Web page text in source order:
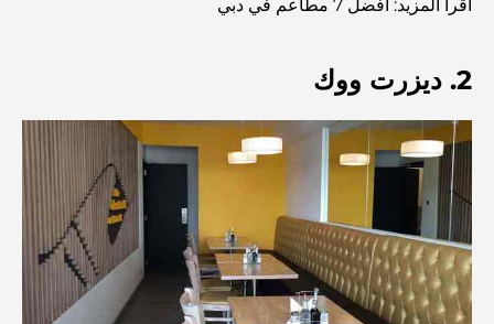
الخيارات
فنادق الخمس نجوم في دبي: فخامة لا مثيل لها لكل مسافر
أشياء يمكنك القيام بها في وسط مدينة دبي: دليلك الشامل
اقرأ المزيد: أفضل 7 مطاعم في دبي
2. ديزرت ووك